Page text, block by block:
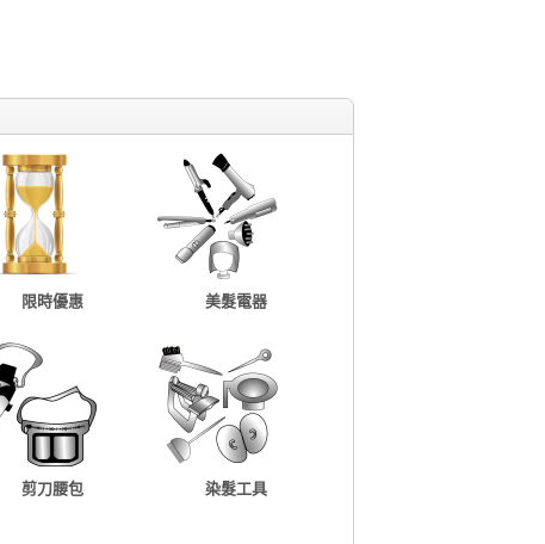
限時優惠 美髮電器
剪刀腰包 染髮工具